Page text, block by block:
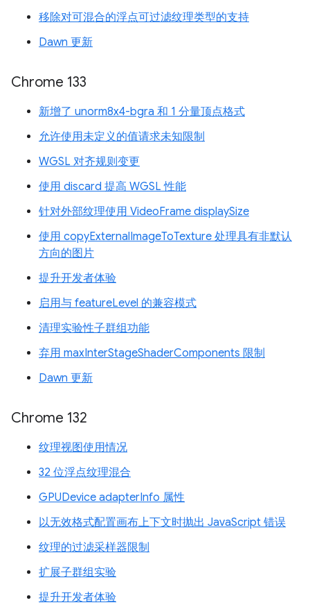
移除对可混合的浮点可过滤纹理类型的支持
Dawn 更新
Chrome 133
新增了 unorm8x4-bgra 和 1 分量顶点格式
允许使用未定义的值请求未知限制
WGSL 对齐规则变更
使用 discard 提高 WGSL 性能
针对外部纹理使用 VideoFrame displaySize
使用 copyExternalImageToTexture 处理具有非默认
方向的图片
提升开发者体验
启用与 featureLevel 的兼容模式
清理实验性子群组功能
弃用 maxInterStageShaderComponents 限制
Dawn 更新
Chrome 132
纹理视图使用情况
32 位浮点纹理混合
GPUDevice adapterInfo 属性
以无效格式配置画布上下文时抛出 JavaScript 错误
纹理的过滤采样器限制
扩展子群组实验
提升开发者体验